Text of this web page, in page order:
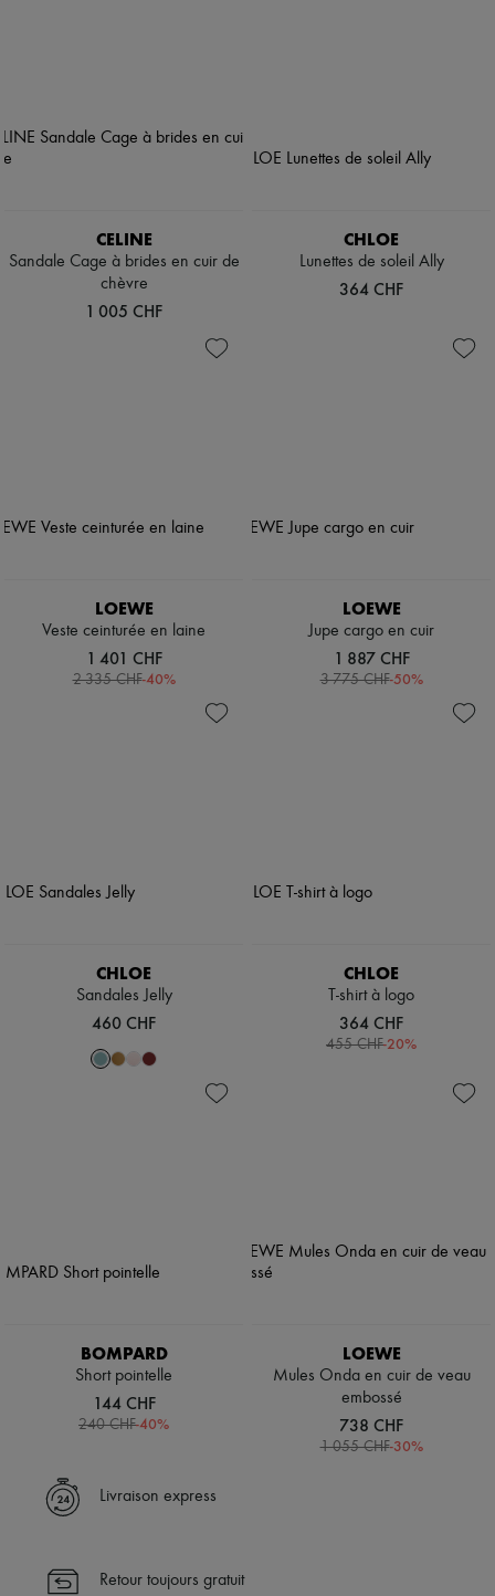
CELINE
Sandale Cage à brides en cuir de
chèvre
1 005 CHF
CHLOE
Lunettes de soleil Ally
364 CHF
LOEWE
Veste ceinturée en laine
1 401 CHF
2 335 CHF-40%
LOEWE
Jupe cargo en cuir
1 887 CHF
3 775 CHF-50%
CHLOE
Sandales Jelly
460 CHF
CHLOE
T-shirt à logo
364 CHF
455 CHF-20%
BOMPARD
Short pointelle
144 CHF
240 CHF-40%
LOEWE
Mules Onda en cuir de veau
embossé
738 CHF
1 055 CHF-30%
Livraison express
Retour toujours gratuit